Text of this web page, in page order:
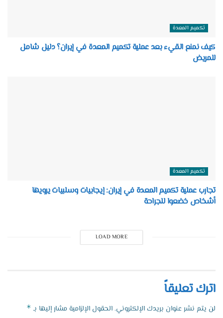
تكميم المعدة
كيف نمنع القيء بعد عملية تكميم المعدة في إيران؟ دليل شامل
للمريض
تكميم المعدة
تجارب عملية تكميم المعدة في إيران: إيجابيات وسلبيات يرويها
أشخاص خضعوا للجراحة
LOAD MORE
اترك تعليقاً
لن يتم نشر عنوان بريدك الإلكتروني.الحقول الإلزامية مشار إليها بـ *